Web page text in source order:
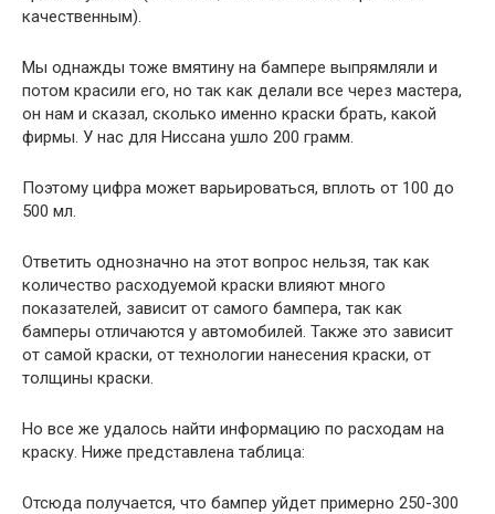
качественным).
Мы однажды тоже вмятину на бампере выпрямляли и
потом красили его, но так как делали все через мастера,
он нам и сказал, сколько именно краски брать, какой
фирмы. У нас для Ниссана ушло 200 грамм.
Поэтому цифра может варьироваться, вплоть от 100 до
500 мл.
Ответить однозначно на этот вопрос нельзя, так как
количество расходуемой краски влияют много
показателей, зависит от самого бампера, так как
бамперы отличаются у автомобилей. Также это зависит
от самой краски, от технологии нанесения краски, от
толщины краски.
Но все же удалось найти информацию по расходам на
краску. Ниже представлена таблица:
Отсюда получается, что бампер уйдет примерно 250-300